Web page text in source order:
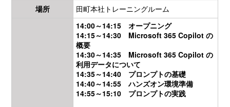
場所
田町本社トレーニングルーム
14:00～14:15 オープニング
14:15～14:30 Microsoft 365 Copilot の
概要
14:30～14:35 Microsoft 365 Copilot の
利用データについて
14:35～14:40 プロンプトの基礎
14:40～14:55 ハンズオン環境準備
14:55～15:10 プロンプトの実践